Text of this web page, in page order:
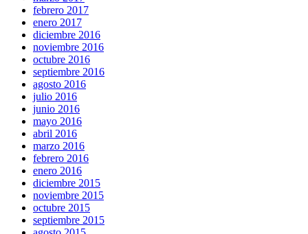
febrero 2017
enero 2017
diciembre 2016
noviembre 2016
octubre 2016
septiembre 2016
agosto 2016
julio 2016
junio 2016
mayo 2016
abril 2016
marzo 2016
febrero 2016
enero 2016
diciembre 2015
noviembre 2015
octubre 2015
septiembre 2015